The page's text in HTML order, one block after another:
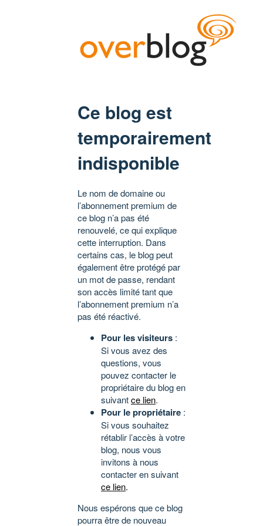
Ce blog est
temporairement
indisponible
Le nom de domaine ou
l’abonnement premium de
ce blog n’a pas été
renouvelé, ce qui explique
cette interruption. Dans
certains cas, le blog peut
également être protégé par
un mot de passe, rendant
son accès limité tant que
l’abonnement premium n’a
pas été réactivé.
Pour les visiteurs :
Si vous avez des
questions, vous
pouvez contacter le
propriétaire du blog en
suivantce lien.
Pour le propriétaire :
Si vous souhaitez
rétablir l’accès à votre
blog, nous vous
invitons à nous
contacter en suivant
ce lien.
Nous espérons que ce blog
pourra être de nouveau